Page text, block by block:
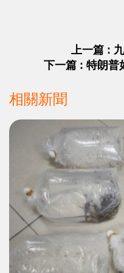
上一篇 :
下一篇 : 特朗普
相關新聞